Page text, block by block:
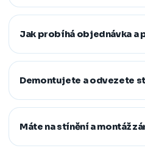
jednoho dne. Pokud na
Působíme především v
Pardubickém a Zlínském kraji,
rámci našeho regionu
Jak probíhá objednávka a
Stačí nám zavolat, napsat
formulář. Po výběru řešení
doplatek hradíte až po
hotové a vy spokojení.
Demontujete a odvezete
Ano. Staré žaluzie nebo
předem říct a o všechno se
žádné starosti navíc.
Máte na stínění a montáž